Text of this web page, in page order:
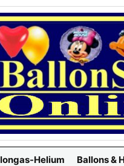
Helium Ballons &